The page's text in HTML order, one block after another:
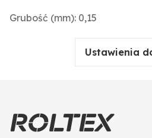
Grubość (mm): 0,15
Ustawienia